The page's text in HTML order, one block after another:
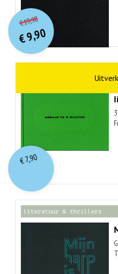
€19,90O
orspr
onkelijke
prijs
was:
€ 19,90.
€9,90
Huidige
prijs
is:
€ 9,90.
€7,90
literatuur & thrillers